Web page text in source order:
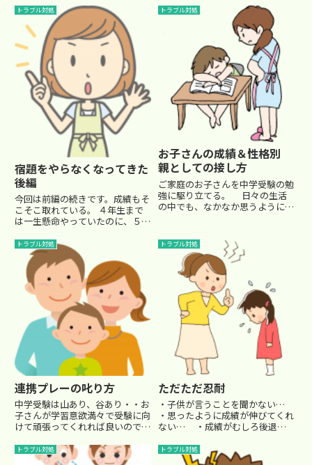
で...
ますが、花粉症についてです。
私は確か中学生の頃、花粉症を自
覚するようになりました。症状と
は長い付き合いなのもあり、対
トラブル対処
宿題をやらなくなってきた
後編
今回は前編の続きです。成績もそ
こそこ取れている。 ４年生まで
は一生懸命やっていたのに、５年
やらなくなってきた。最近は言う
ことを聞かなくて、反発ばっかり
してくる… といったケースのお
話です。■反発の原因は、褒め
ら...
トラブル対処
お子さんの成績＆性格別
親としての接し方
ご家庭のお子さんを中学受験の勉
強に駆り立てる。 日々の生活
の中でも、なかなか思うように行
受験をする」という目的を掲げた
として、大きく以下の４つの状態
に分けて、留意点をコメントし
トラブル対処
連携プレーの叱り方
中学受験は山あり、谷あり・・お
子さんが学習意欲満々で受験に向
けて頑張ってくれれば良いのです
であるが故に、そんなに上手くい
かないことのほうが多いもので
トラブル対処
ただただ忍耐
・子供が言うことを聞かない…
・思ったように成績が伸びてくれ
ない… ・成績がむしろ後退し
ない… ・こちらが一生懸命教
えているのに、全く応えようとし
トラブル対処 トラブル対処